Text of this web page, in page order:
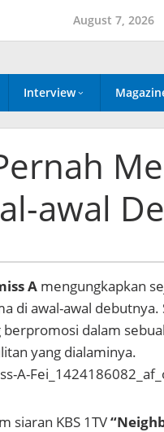
August 7, 2026
Interview
awal
Amengungkapkan
di awal-awal debutnya.
berpromosi dalam
yang dialaminya.
siaran KBS 1TV